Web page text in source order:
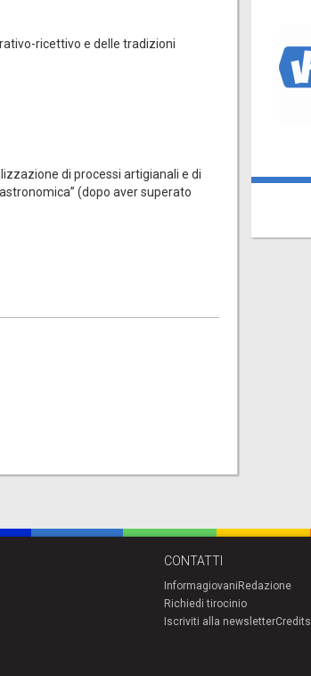
ricettivo e delle tradizioni
di processi artigianali e di
(dopo aver superato
CONTATTI
InformagiovaniRedazione
Richiedi tirocinio
Iscriviti alla newsletterCredits